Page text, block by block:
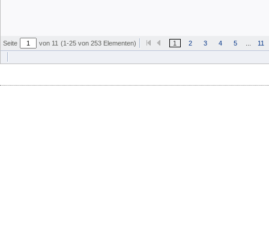
Seite von 11 (1-25 von 253 Elementen) 1 2 3 4 5 11